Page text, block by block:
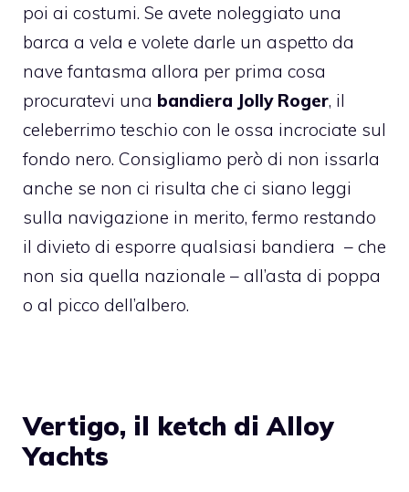
poi ai costumi. Se avete noleggiato una
barca a vela e volete darle un aspetto da
nave fantasma allora per prima cosa
procuratevi una bandiera Jolly Roger, il
celeberrimo teschio con le ossa incrociate sul
fondo nero. Consigliamo però di non issarla
anche se non ci risulta che ci siano leggi
sulla navigazione in merito, fermo restando
il divieto di esporre qualsiasi bandiera – che
non sia quella nazionale – all’asta di poppa
o al picco dell’albero.
Vertigo, il ketch di Alloy
Yachts